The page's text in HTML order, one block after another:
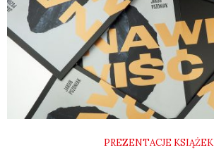
PREZENTACJE KSIĄŻEK